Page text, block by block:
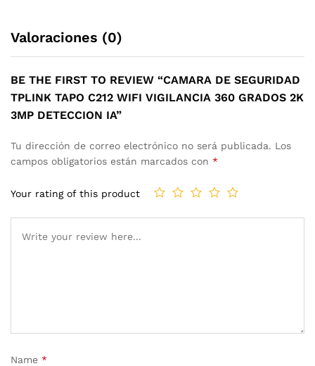
Valoraciones (0)
BE THE FIRST TO REVIEW “CAMARA DE SEGURIDAD
TPLINK TAPO C212 WIFI VIGILANCIA 360 GRADOS 2K
3MP DETECCION IA”
Tu dirección de correo electrónico no será publicada. Los
campos obligatorios están marcados con *
Your rating of this product
Name *